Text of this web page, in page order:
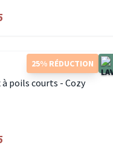
25% RÉDUCTION
à poils courts - Cozy